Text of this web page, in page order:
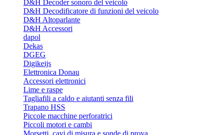
D&H Decoder sonoro del veicolo
D&H Decodificatore di funzioni del veicolo
D&H Altoparlante
D&H Accessori
dapol
Dekas
DGEG
Digikeijs
Elettronica Donau
Accessori elettronici
Lime e raspe
Tagliafili a caldo e aiutanti senza fili
Trapano HSS
Piccole macchine perforatrici
Piccoli motori e cambi
Morsetti, cavi di misura e sonde di prova